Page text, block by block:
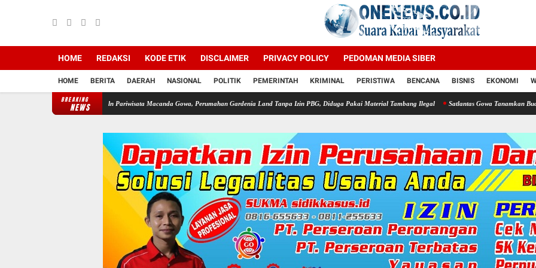
HOME REDAKSI KODE ETIK DISCLAIMER PRIVACY POLICY PEDOMAN MEDIA SIBER
HOME BERITA DAERAH NASIONAL POLITIK PEMERINTAH KRIMINAL PERISTIWA BENCANA BISNIS EKONOMI
BREAKING
NEWS
Zona LP2B Di Jln Pariwisata Macanda Gowa, Perumahan Gardenia Land Tanpa Izin PBG, Diduga Pakai Material Tambang Ilegal Satlantas Gowa Tanamkan Budaya Taat Lalu